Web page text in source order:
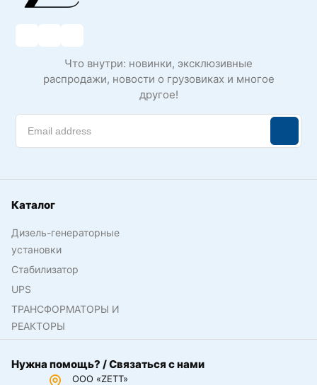
Что внутри: новинки, эксклюзивные
распродажи, новости о грузовиках и многое
другое!
Каталог
Дизель-генераторные
установки
Стабилизатор
UPS
ТРАНСФОРМАТОРЫ И
РЕАКТОРЫ
Нужна помощь? / Связаться с нами
ООО «ZETT»